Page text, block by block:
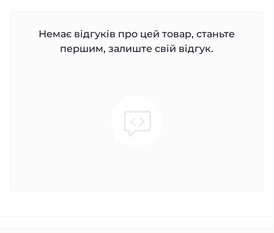
Немає відгуків про цей товар, станьте
першим, залиште свій відгук.